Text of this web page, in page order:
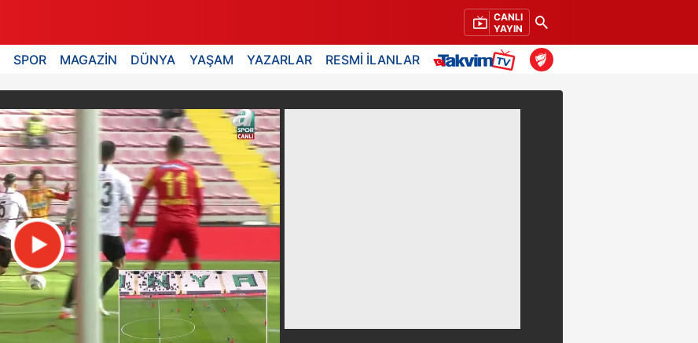
CANLI
YAYIN
SPOR MAGAZİN DÜNYA YAŞAM YAZARLAR RESMİ İLANLAR